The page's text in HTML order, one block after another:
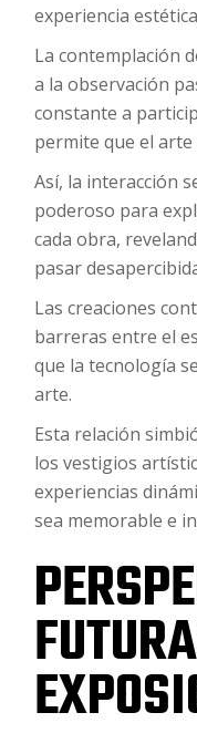
experiencia
La contemplación
a la observación
constante a
permite que el arte
Así, la interacción
poderoso para
cada obra,
pasar
Las creaciones
barreras entre el
que la tecnología
arte.
Esta relación
los vestigios
experiencias
sea memorable e